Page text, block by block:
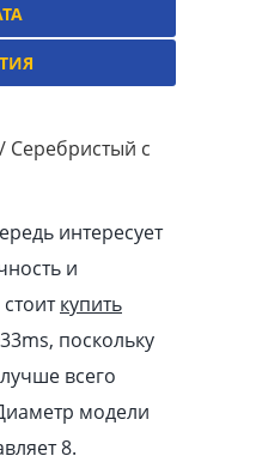
Серебристый с
интересует
и
купить
поскольку
лучше всего
модели
8.